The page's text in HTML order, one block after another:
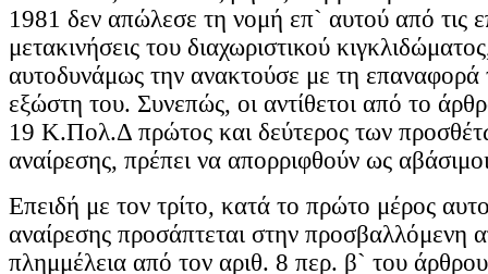
1981 δεν απώλεσε τη νομή επ` αυτού από τις
μετακινήσεις του διαχωριστικού
αυτοδυνάμως την ανακτούσε με τη επαναφορά
εξώστη του. Συνεπώς, οι αντίθετοι από το
19 Κ.Πολ.Δ πρώτος και δεύτερος των
αναίρεσης, πρέπει να απορριφθούν ως
Επειδή με τον τρίτο, κατά το πρώτο μέρος
αναίρεσης προσάπτεται στην προσβαλλόμενη
πλημμέλεια από τον αριθ. 8 περ. β` του